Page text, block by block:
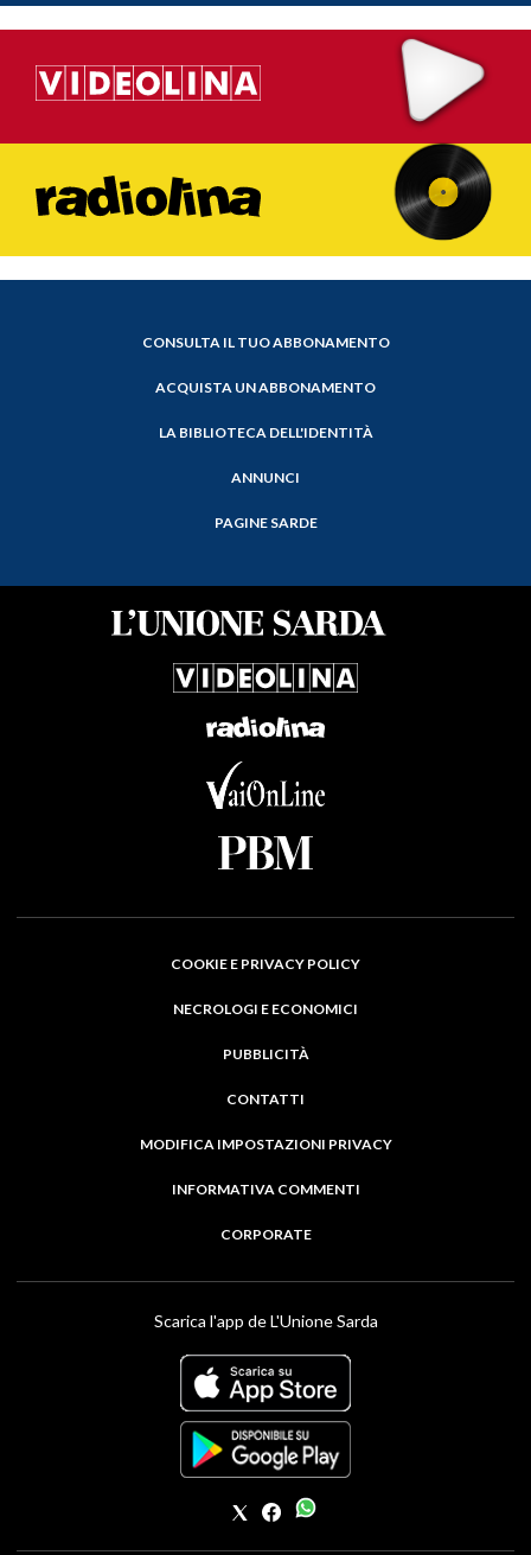
CONSULTA IL TUO ABBONAMENTO
ACQUISTA UN ABBONAMENTO
LA BIBLIOTECA DELL'IDENTITÀ
ANNUNCI
PAGINE SARDE
COOKIE E PRIVACY POLICY
NECROLOGI E ECONOMICI
PUBBLICITÀ
CONTATTI
MODIFICA IMPOSTAZIONI PRIVACY
INFORMATIVA COMMENTI
CORPORATE
Scarica l'app de L'Unione Sarda